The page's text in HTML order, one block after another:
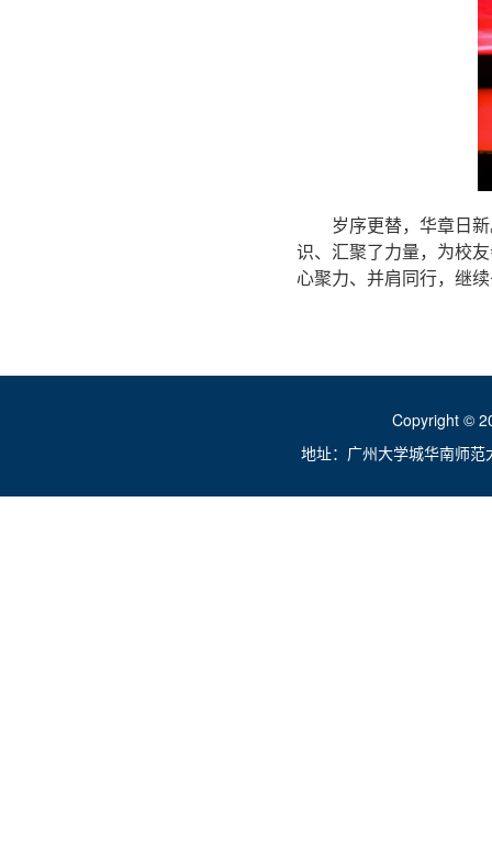
岁序更替，华章日
识、汇聚了力量，为校
心聚力、并肩同行，继
Copyright ©
地址：广州大学城华南